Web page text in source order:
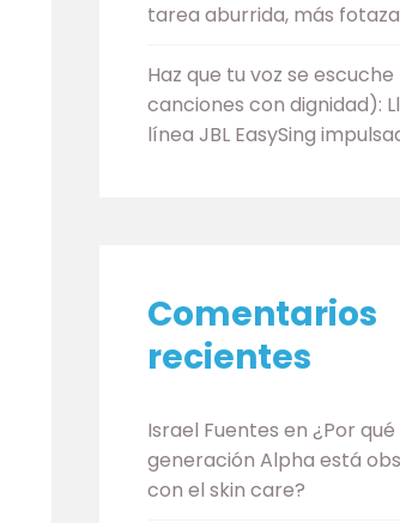
tarea aburrida, más
Haz que tu voz se
canciones con dignidad):
línea JBL EasySing
Comentarios
recientes
Israel Fuentes en ¿Por qué
generación Alpha está
con el skin care?